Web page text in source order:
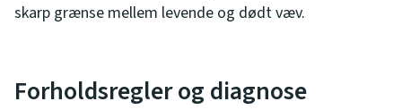
skarp grænse mellem levende og dødt væv.
Forholdsregler og diagnose